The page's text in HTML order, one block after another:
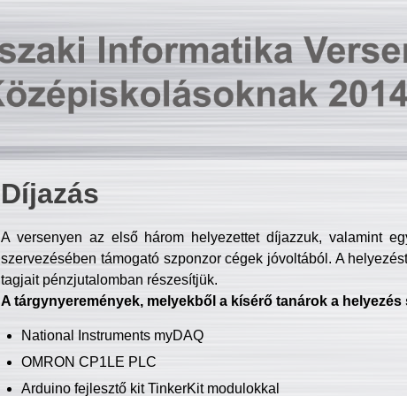
Díjazás
A versenyen az első három helyezettet díjazzuk, valamint
szervezésében támogató szponzor cégek jóvoltából. A
tagjait pénzjutalomban részesítjük.
A tárgynyeremények, melyekből a kísérő tanárok a
National Instruments myDAQ
OMRON CP1LE PLC
Arduino fejlesztő kit TinkerKit modulokkal